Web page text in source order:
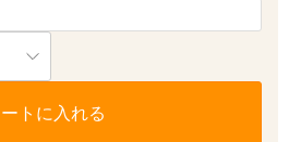
トに入れる